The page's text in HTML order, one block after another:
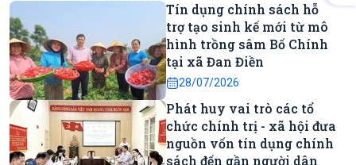
quả thực hiện nhiệm vụ 6 tháng đầu năm, triển khai phương
hướng, nhiệm vụ quý III năm 2026. Đồng chí Đoàn Văn Sỹ,
Phó Bí thư Đảng ủy, Chủ tịch UBND phường, Trưởng Ban đại
diện Hội đồng quản trị NHCSXH phường chủ trì hội nghị.
Tham dự có đồng chí Đào Bá Thuận, Phó Giám đốc Chi nhánh
NHCSXH thành phố Huế cùng các thành viên Ban đại diện Hội
đồng quản trị NHCSXH phường và đại diện các tổ chức chính
trị - xã hội nhận ủy thác.
Tín dụng chính sách hỗ
trợ tạo sinh kế mới từ mô
hình trồng sâm Bố Chính
tại xã Đan Điền
28/07/2026
Phát huy vai trò các tổ
chức chính trị - xã hội đưa
nguồn vốn tín dụng chính
sách đến gần người dân